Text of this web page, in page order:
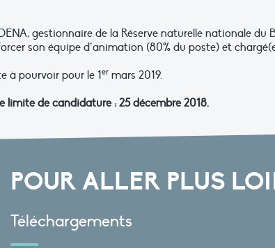
gestionnaire de la Réserve naturelle nationale
son équipe d’animation (80% du poste) et
à pourvoir pour le 1er mars 2019.
limite de candidature : 25 décembre 2018.
POUR ALLER PLUS
Téléchargements